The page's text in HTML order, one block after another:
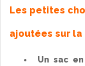
Les petites
ajoutées sur la
Un sac